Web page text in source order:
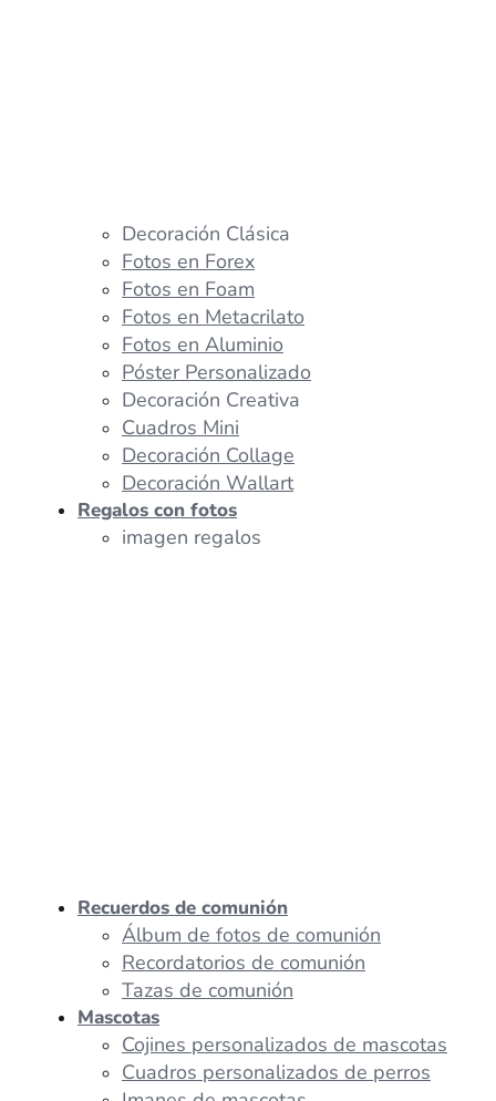
Decoración Clásica
Fotos en Forex
Fotos en Foam
Fotos en Metacrilato
Fotos en Aluminio
Póster Personalizado
Decoración Creativa
Cuadros Mini
Decoración Collage
Decoración Wallart
Regalos con fotos
imagen regalos
Recuerdos de comunión
Álbum de fotos de comunión
Recordatorios de comunión
Tazas de comunión
Mascotas
Cojines personalizados de mascotas
Cuadros personalizados de perros